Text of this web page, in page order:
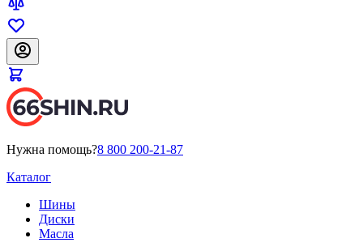
Нужна помощь?8 800 200-21-87
Каталог
Шины
Диски
Масла